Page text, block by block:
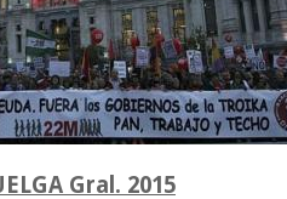
Gral. 2015